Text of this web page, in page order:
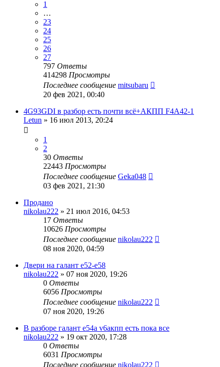
1
…
23
24
25
26
27
797 Ответы
414298 Просмотры
Последнее сообщение mitsubaru
20 фев 2021, 00:40
4G93GDI в разбор есть почти всё+АКПП F4A42-1
Letun » 16 июл 2013, 20:24
1
2
30 Ответы
22443 Просмотры
Последнее сообщение Geka048
03 фев 2021, 21:30
Продано
nikolau222 » 21 июл 2016, 04:53
17 Ответы
10626 Просмотры
Последнее сообщение nikolau222
08 ноя 2020, 04:59
Двери на галант е52-е58
nikolau222 » 07 ноя 2020, 19:26
0 Ответы
6056 Просмотры
Последнее сообщение nikolau222
07 ноя 2020, 19:26
В разборе галант е54а v6акпп есть пока все
nikolau222 » 19 окт 2020, 17:28
0 Ответы
6031 Просмотры
Последнее сообщение nikolau222